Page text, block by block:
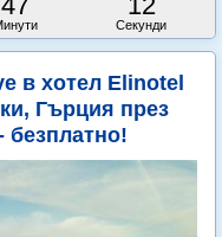
Секунди
в хотел Elinotel
Гърция през
безплатно!